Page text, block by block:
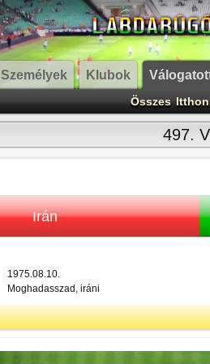
Személyek Klubok
Összes Itthon
497.
Irán
1975.08.10.
Moghadasszad, iráni